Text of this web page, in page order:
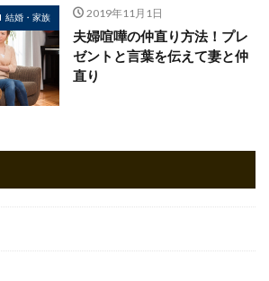
結婚・家族 2019年11月1日
夫婦喧嘩の仲直り方法！プレ
ゼントと言葉を伝えて妻と仲
直り